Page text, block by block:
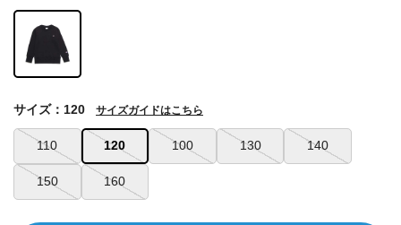
110 120 100 130 140
150 160
サイズ：120 サイズガイドはこちら